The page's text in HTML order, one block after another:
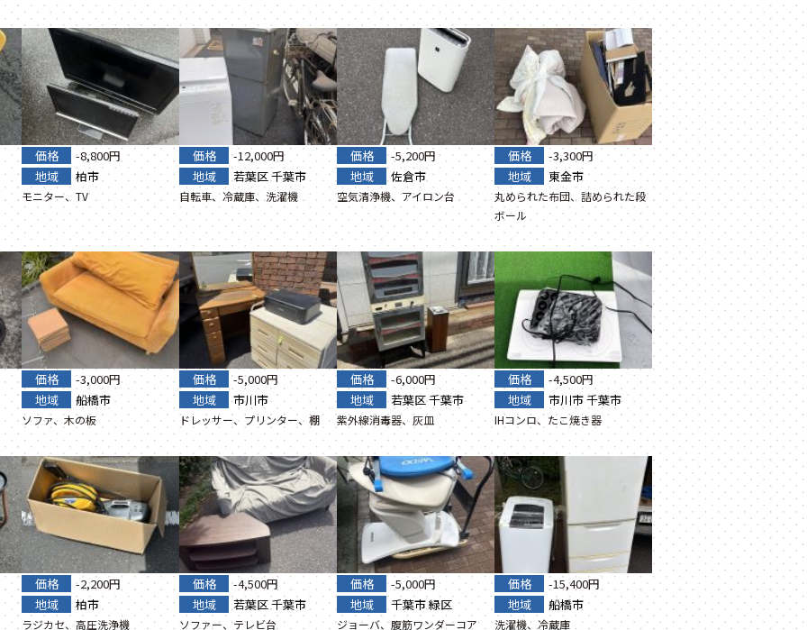
価格
-8,800円
地域
柏市
モニター、TV
価格
-12,000円
地域
若葉区千葉市
自転車、冷蔵庫、洗濯機
価格
-5,200円
地域
佐倉市
空気清浄機、アイロン台
価格
-3,300円
地域
東金市
丸められた布団、詰められた段
ボール
価格
-3,000円
地域
船橋市
ソファ、木の板
価格
-5,000円
地域
市川市
ドレッサー、プリンター、棚
価格
-6,000円
地域
若葉区千葉市
紫外線消毒器、灰皿
価格
-4,500円
地域
市川市千葉市
IHコンロ、たこ焼き器
価格
-2,200円
地域
柏市
ラジカセ、高圧洗浄機
価格
-4,500円
地域
若葉区千葉市
ソファー、テレビ台
価格
-5,000円
地域
千葉市緑区
ジョーバ、腹筋ワンダーコア
価格
-15,400円
地域
船橋市
洗濯機、冷蔵庫